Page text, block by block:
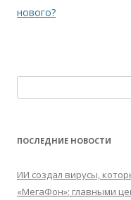
записям
нового?
ПОСЛЕДНИЕ НОВОСТИ
ИИ создал вирусы,
«МегаФон»: главными